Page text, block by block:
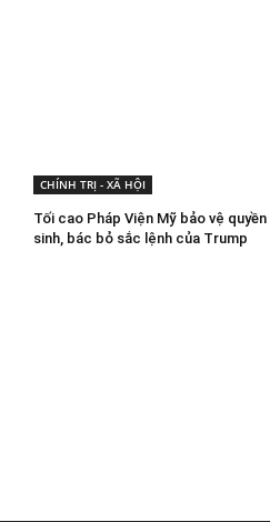
CHÍNH TRỊ - XÃ HỘI
Tối cao Pháp Viện Mỹ bảo vệ
sinh, bác bỏ sắc lệnh của Trump